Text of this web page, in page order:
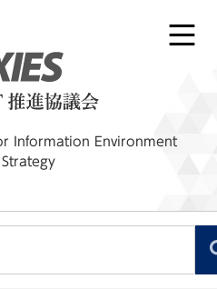
Information Environment